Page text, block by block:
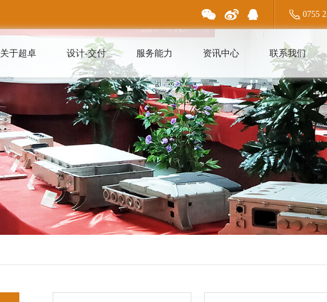
0755
关于超卓 设计-交付 服务能力 资讯中心 联系我们